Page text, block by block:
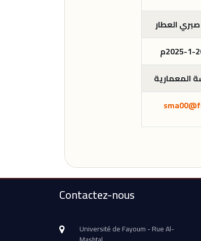
العطار
المعمارية
Contactez-nous
Université de Fayoum - Rue Al-